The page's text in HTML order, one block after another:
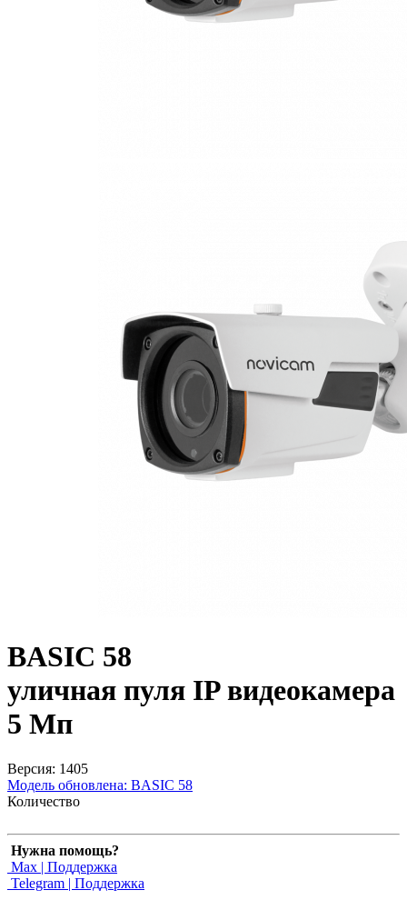
BASIC 58
уличная пуля IP видеокамера
5 Мп
Версия: 1405
Модель обновлена: BASIC 58
Количество
Нужна помощь?
Max | Поддержка
Telegram | Поддержка